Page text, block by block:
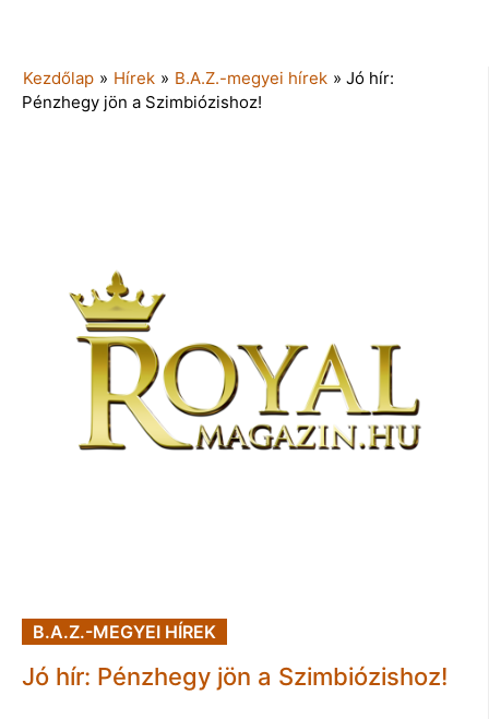
Kezdőlap » Hírek » B.A.Z.-megyei hírek » Jó hír:
Pénzhegy jön a Szimbiózishoz!
B.A.Z.-MEGYEI HÍREK
Jó hír: Pénzhegy jön a Szimbiózishoz!